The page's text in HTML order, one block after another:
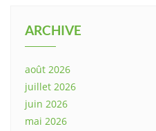
ARCHIVE
août 2026
juillet 2026
juin 2026
mai 2026